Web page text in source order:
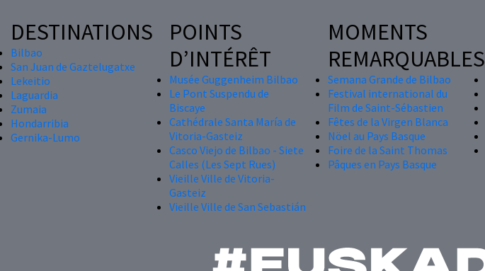
DESTINATIONS
Bilbao
San Juan de Gaztelugatxe
Lekeitio
Laguardia
Zumaia
Hondarribia
Gernika-Lumo
POINTS
D’INTÉRÊT
Musée Guggenheim Bilbao
Le Pont Suspendu de
Biscaye
Cathédrale Santa María de
Vitoria-Gasteiz
Casco Viejo de Bilbao - Siete
Calles (Les Sept Rues)
Vieille Ville de Vitoria-
Gasteiz
Vieille Ville de San Sebastián
MOMENTS
REMARQUABLES
Semana Grande de Bilbao
Festival international du
Film de Saint-Sébastien
Fêtes de la Virgen Blanca
Nöel au Pays Basque
Foire de la Saint Thomas
Pâques en Pays Basque